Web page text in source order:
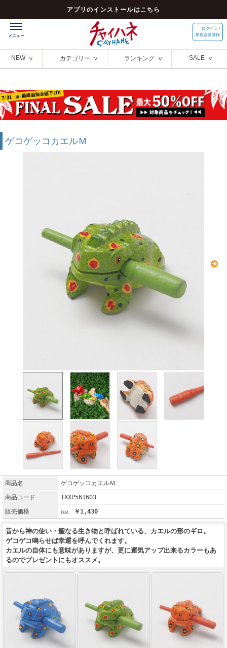
アプリのインストールはこちら
ログイン /
新規会員登録
NEW カテゴリー ランキング SALE
ゲコゲッコカエルＭ
商品名
ゲコゲッコカエルＭ
商品コード
TXXP561603
販売価格
￥1,430
昔から神の使い・聖なる生き物と呼ばれている、カエルの形のギロ。
ゲコゲコ鳴らせば幸運を呼んでくれます。
カエルの自体にも意味がありますが、更に運気アップ出来るカラーもあ
るのでプレゼントにもオススメ。